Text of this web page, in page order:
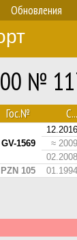
Обновления
№
Гос.№ С...
GV-1569
12.2016
≈ 2009
02.2008
PZN 105 01.1994